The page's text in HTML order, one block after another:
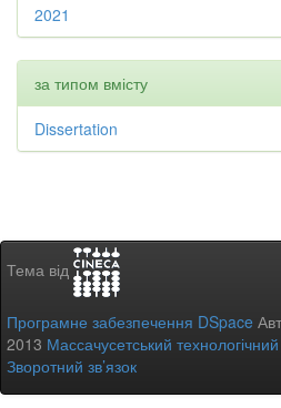
2021
за типом вмісту
Dissertation
Тема від
Програмне забезпечення DSpace
2013 Массачусетський технологічний
Зворотний зв’язок